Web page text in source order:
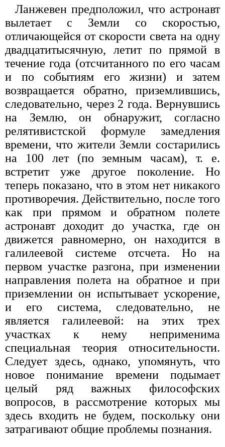
Ланжевен предположил, что астронавт
вылетает с Земли со скоростью,
отличающейся от скорости света на одну
двадцатитысячную, летит по прямой в
течение года (отсчитанного по его часам
и по событиям его жизни) и затем
возвращается обратно, приземлившись,
следовательно, через 2 года. Вернувшись
на Землю, он обнаружит, согласно
релятивистской формуле замедления
времени, что жители Земли состарились
на 100 лет (по земным часам), т. е.
встретит уже другое поколение. Но
теперь показано, что в этом нет никакого
противоречия. Действительно, после того
как при прямом и обратном полете
астронавт доходит до участка, где он
движется равномерно, он находится в
галилеевой системе отсчета. Но на
первом участке разгона, при изменении
направления полета на обратное и при
приземлении он испытывает ускорение,
и его система, следовательно, не
является галилеевой: на этих трех
участках к нему неприменима
специальная теория относительности.
Следует здесь, однако, упомянуть, что
новое понимание времени подымает
целый ряд важных философских
вопросов, в рассмотрение которых мы
здесь входить не будем, поскольку они
затрагивают общие проблемы познания.